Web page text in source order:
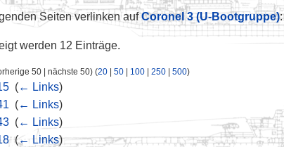
Seiten verlinken aufCoronel 3 (U-Bootgruppe):
werden 12 Einträge.
50 | nächste 50) (20 |50 100 |250 |500)
‎ (← Links)
(← Links)
‎ (← Links)
‎(← Links)